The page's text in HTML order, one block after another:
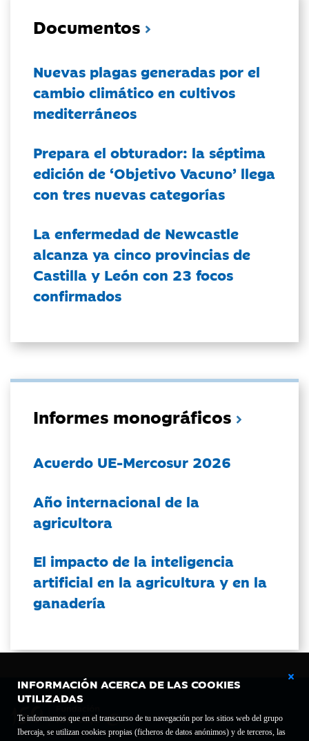
INFORMACIÓN ACERCA DE LAS COOKIES
UTILIZADAS
Te informamos que en el transcurso de tu navegación por los sitios web del grupo
Ibercaja, se utilizan cookies propias (ficheros de datos anónimos) y de terceros, las
Documentos
Nuevas plagas generadas por el
cambio climático en cultivos
mediterráneos
Prepara el obturador: la séptima
edición de ‘Objetivo Vacuno’ llega
con tres nuevas categorías
La enfermedad de Newcastle
alcanza ya cinco provincias de
Castilla y León con 23 focos
confirmados
Informes monográficos
Acuerdo UE-Mercosur 2026
Año internacional de la
agricultora
El impacto de la inteligencia
artificial en la agricultura y en la
ganadería